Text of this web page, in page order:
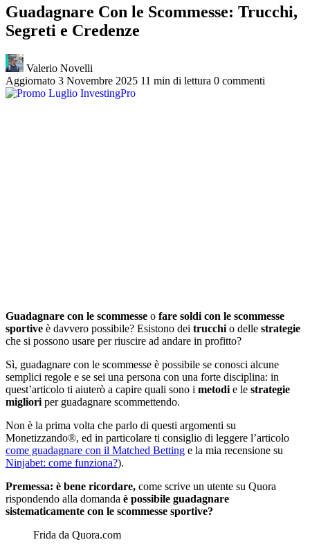
Guadagnare Con le Scommesse: Trucchi,
Segreti e Credenze
Valerio Novelli
Aggiornato 3 Novembre 2025 11 min di lettura 0 commenti
Guadagnare con le scommesse o fare soldi con le scommesse
sportive è davvero possibile? Esistono dei trucchi o delle strategie
che si possono usare per riuscire ad andare in profitto?
Sì, guadagnare con le scommesse è possibile se conosci alcune
semplici regole e se sei una persona con una forte disciplina: in
quest’articolo ti aiuterò a capire quali sono i metodi e le strategie
migliori per guadagnare scommettendo.
Non è la prima volta che parlo di questi argomenti su
Monetizzando®, ed in particolare ti consiglio di leggere l’articolo
come guadagnare con il Matched Betting e la mia recensione su
Ninjabet: come funziona?).
Premessa: è bene ricordare, come scrive un utente su Quora
rispondendo alla domanda è possibile guadagnare
sistematicamente con le scommesse sportive?
Frida da Quora.com